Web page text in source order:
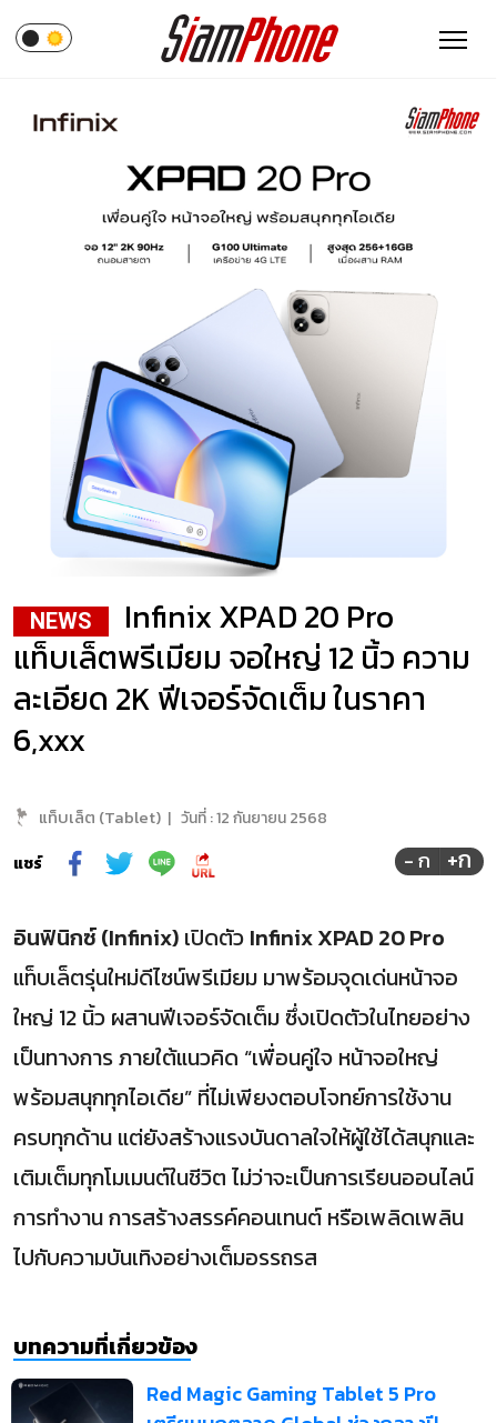
NEWS
Infinix XPAD 20 Pro
แท็บเล็ตพรีเมียม จอใหญ่ 12 นิ้ว ความ
ละเอียด 2K ฟีเจอร์จัดเต็ม ในราคา
6,xxx
แท็บเล็ต (Tablet) | วันที่ :12 กันยายน 2568
แชร์
- ก +ก
อินฟินิกซ์ (Infinix) เปิดตัว Infinix XPAD 20 Pro
แท็บเล็ตรุ่นใหม่ดีไซน์พรีเมียม มาพร้อมจุดเด่นหน้าจอ
ใหญ่ 12 นิ้ว ผสานฟีเจอร์จัดเต็ม ซึ่งเปิดตัวในไทยอย่าง
เป็นทางการ ภายใต้แนวคิด “เพื่อนคู่ใจ หน้าจอใหญ่
พร้อมสนุกทุกไอเดีย” ที่ไม่เพียงตอบโจทย์การใช้งาน
ครบทุกด้าน แต่ยังสร้างแรงบันดาลใจให้ผู้ใช้ได้สนุกและ
เติมเต็มทุกโมเมนต์ในชีวิต ไม่ว่าจะเป็นการเรียนออนไลน์
การทำงาน การสร้างสรรค์คอนเทนต์ หรือเพลิดเพลิน
ไปกับความบันเทิงอย่างเต็มอรรถรส
บทความที่เกี่ยวข้อง
Red Magic Gaming Tablet 5 Pro